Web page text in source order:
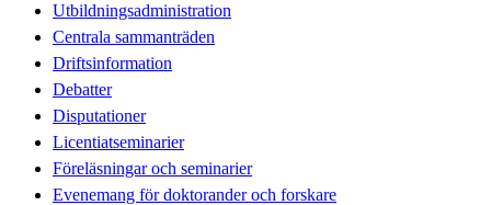
Utbildningsadministration
Centrala sammanträden
Driftsinformation
Debatter
Disputationer
Licentiatseminarier
Föreläsningar och seminarier
Evenemang för doktorander och forskare